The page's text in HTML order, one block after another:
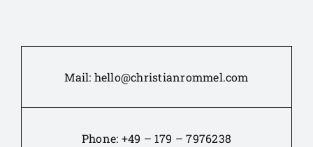
Mail: hello@christianrommel.com
Phone: +49 – 179 – 7976238